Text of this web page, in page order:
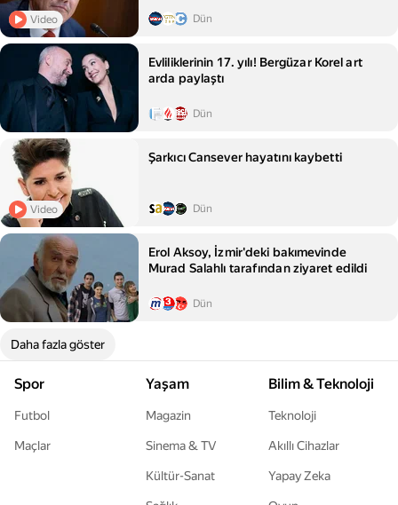
Video Dün
Evliliklerinin 17. yılı! Bergüzar Korel art
arda paylaştı
Dün
Video
Şarkıcı Cansever hayatını kaybetti
Dün
Erol Aksoy, İzmir'deki bakımevinde
Murad Salahlı tarafından ziyaret edildi
Dün
Daha fazla göster
Spor
Futbol
Maçlar
Yaşam
Magazin
Sinema & TV
Kültür-Sanat
Bilim & Teknoloji
Teknoloji
Akıllı Cihazlar
Yapay Zeka